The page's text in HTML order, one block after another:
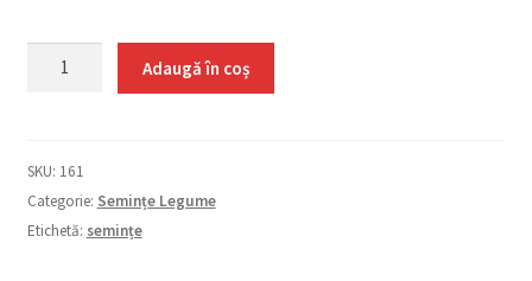
Cantitate
2g
Adaugă în coș
SKU: 161
Categorie: Semințe Legume
Etichetă: semințe